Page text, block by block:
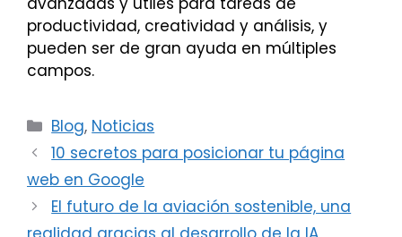
productividad, creatividad y análisis, y
pueden ser de gran ayuda en múltiples
campos.
Categorías
Blog, Noticias
10 secretos para posicionar tu página
web en Google
El futuro de la aviación sostenible, una